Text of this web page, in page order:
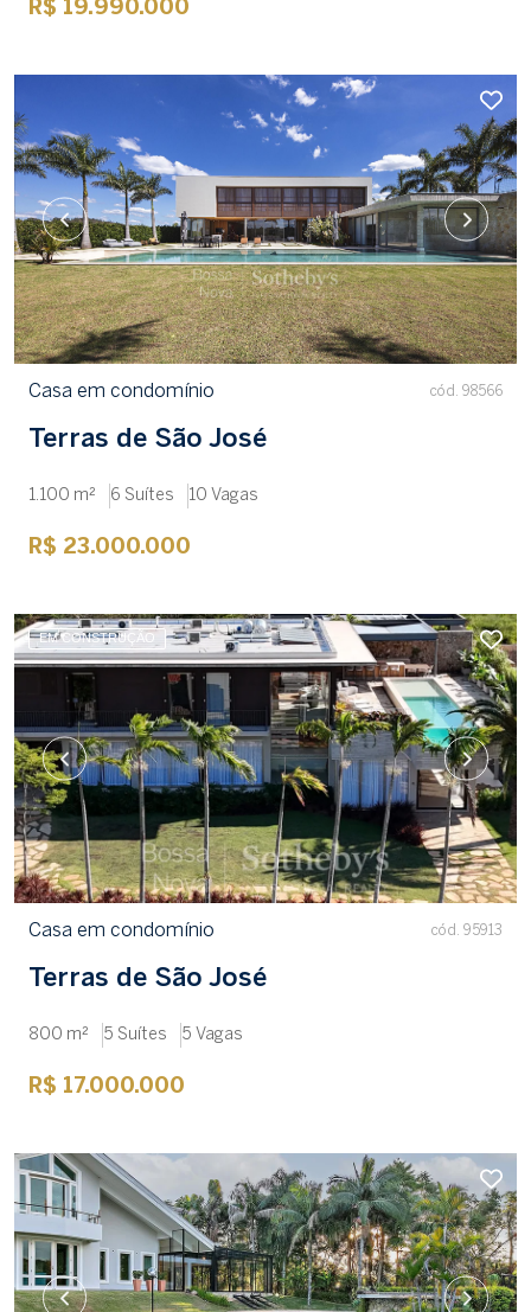
R$ 19.990.000
Casa em condomínio cód. 98566
Terras de São José
1.100 m² 6 Suítes 10 Vagas
R$ 23.000.000
EM CONSTRUÇÃO
Casa em condomínio cód. 95913
Terras de São José
800 m² 5 Suítes 5 Vagas
R$ 17.000.000